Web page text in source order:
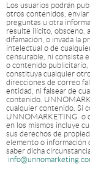
Los usuarios podrán
otros contenidos, enviar
preguntas u otra
resulte ilícito, obsceno,
difamación, o invada la
intelectual o de
censurable, ni consista
o contenido publicitario,
constituya cualquier
direcciones de correo
entidad, ni falsear de
contenido.
cualquier contenido. Si
UNNOMARKETING o
en los mismos incluye
sus derechos de
elemento o información
saber dicha